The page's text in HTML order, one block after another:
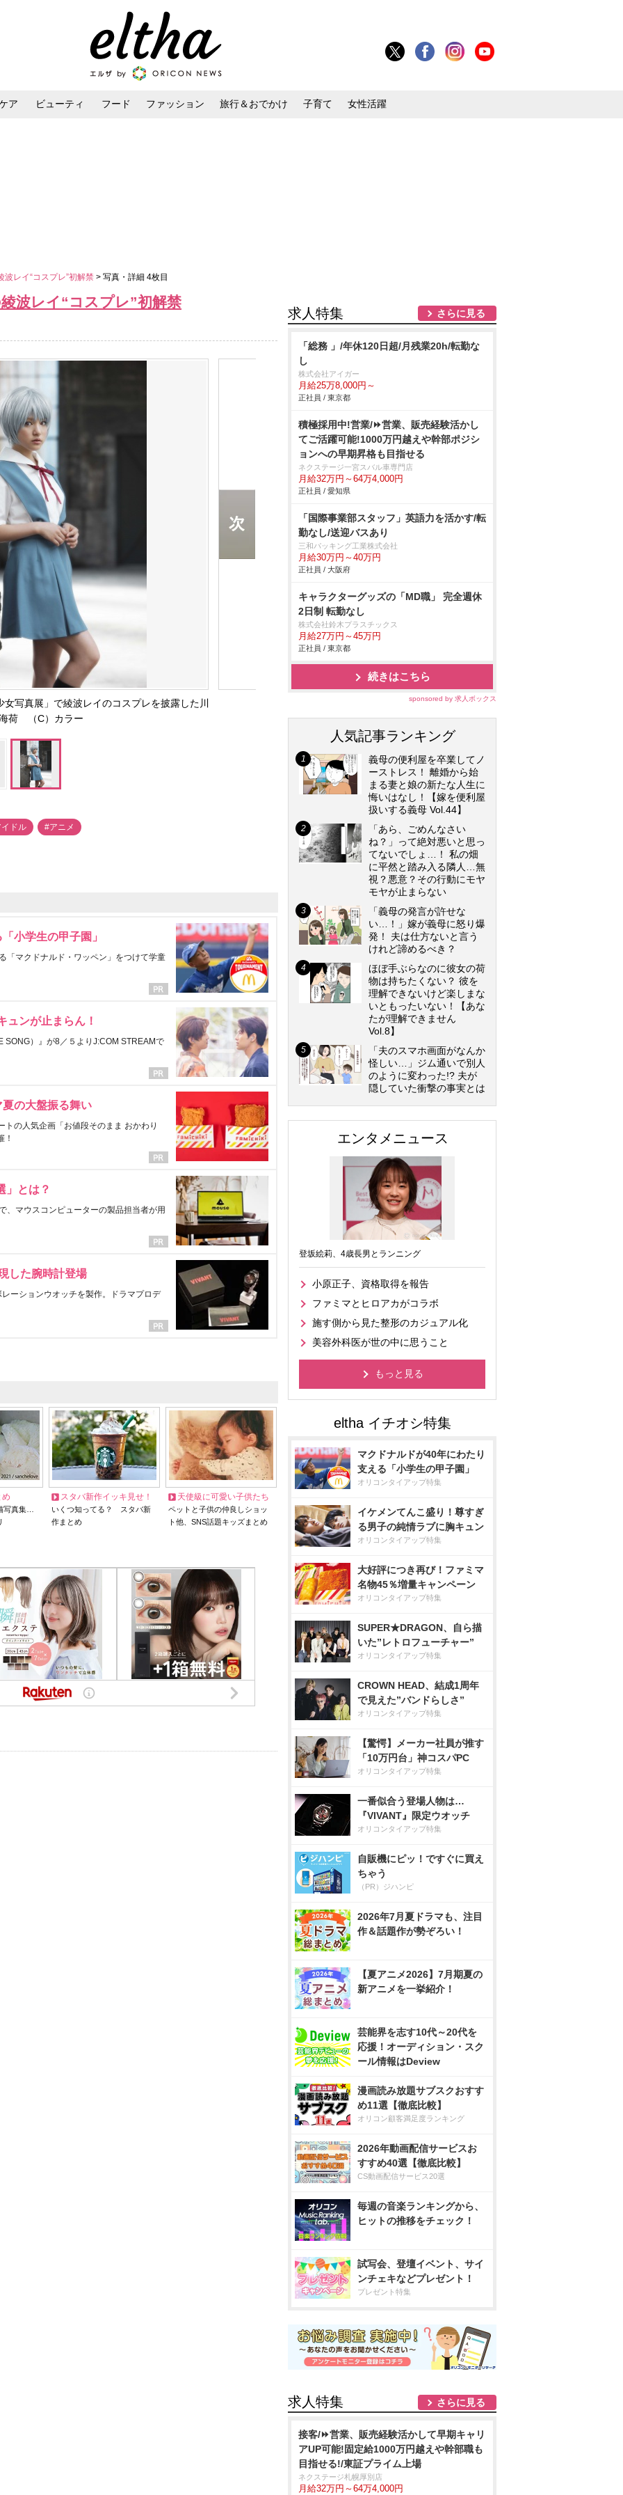
ア ビューティ フード ファッション 旅行＆おでかけ 子育て 女性活躍
レイ“コスプレ”初解禁 > 写真・詳細 4枚目
波レイ“コスプレ”初解禁
写真展」で綾波レイのコスプレを披露した川
荷 （C）カラー
ドル #アニメ
小学生の甲子園」
「マクドナルド・ワッペン」をつけて学童
ュンが止まらん！
SONG）』が8／５よりJ:COM STREAMで
の大盤振る舞い
の人気企画「お値段そのまま おかわり
！
」とは？
、マウスコンピューターの製品担当者が用
した腕時計登場
ーションウオッチを製作。ドラマプロデ
め
写真集…
スタバ新作イッキ見せ！
いくつ知ってる？ スタバ新
作まとめ
天使級に可愛い子供たち
ペットと子供の仲良しショッ
ト他、SNS話題キッズまとめ
求人特集 さらに見る
「総務 」/年休120日超/月残業20h/転勤な
し
株式会社アイガー
月給25万8,000円～
正社員 / 東京都
積極採用中!営業/⏩️営業、販売経験活かし
てご活躍可能!1000万円越えや幹部ポジシ
ョンへの早期昇格も目指せる
ネクステージ一宮スバル車専門店
月給32万円～64万4,000円
正社員 / 愛知県
「国際事業部スタッフ」英語力を活かす/転
勤なし/送迎バスあり
三和パッキング工業株式会社
月給30万円～40万円
正社員 / 大阪府
キャラクターグッズの「MD職」 完全週休
2日制 転勤なし
株式会社鈴木プラスチックス
月給27万円～45万円
正社員 / 東京都
続きはこちら
sponsored by 求人ボックス
人気記事ランキング
義母の便利屋を卒業してノ
ーストレス！ 離婚から始
まる妻と娘の新たな人生に
悔いはなし！【嫁を便利屋
扱いする義母 Vol.44】
「あら、ごめんなさい
ね？」って絶対悪いと思っ
てないでしょ…！ 私の畑
に平然と踏み入る隣人…無
視？悪意？その行動にモヤ
モヤが止まらない
「義母の発言が許せな
い…！」嫁が義母に怒り爆
発！ 夫は仕方ないと言う
けれど諦めるべき？
ほぼ手ぶらなのに彼女の荷
物は持ちたくない？ 彼を
理解できないけど楽しまな
いともったいない！【あな
たが理解できません
Vol.8】
「夫のスマホ画面がなんか
怪しい…」ジム通いで別人
のように変わった!? 夫が
隠していた衝撃の事実とは
エンタメニュース
登坂絵莉、4歳長男とランニング
小原正子、資格取得を報告
ファミマとヒロアカがコラボ
施す側から見た整形のカジュアル化
美容外科医が世の中に思うこと
もっと見る
マクドナルドが40年にわたり
支える「小学生の甲子園」
オリコンタイアップ特集
イケメンてんこ盛り！尊すぎ
る男子の純情ラブに胸キュン
オリコンタイアップ特集
大好評につき再び！ファミマ
名物45％増量キャンペーン
オリコンタイアップ特集
SUPER★DRAGON、自ら描
いた”レトロフューチャー”
オリコンタイアップ特集
CROWN HEAD、結成1周年
で見えた”バンドらしさ”
オリコンタイアップ特集
【驚愕】メーカー社員が推す
「10万円台」神コスパPC
オリコンタイアップ特集
一番似合う登場人物は…
『VIVANT』限定ウオッチ
オリコンタイアップ特集
自販機にピッ！ですぐに買え
ちゃう
（PR）ジハンピ
2026年7月夏ドラマも、注目
作＆話題作が勢ぞろい！
【夏アニメ2026】7月期夏の
新アニメを一挙紹介！
芸能界を志す10代～20代を
応援！オーディション・スク
ール情報はDeview
漫画読み放題サブスクおすす
め11選【徹底比較】
オリコン顧客満足度ランキング
2026年動画配信サービスお
すすめ40選【徹底比較】
CS動画配信サービス20選
毎週の音楽ランキングから、
ヒットの推移をチェック！
試写会、登壇イベント、サイ
ンチェキなどプレゼント！
プレゼント特集
求人特集 さらに見る
接客/⏩️営業、販売経験活かして早期キャリ
アUP可能!固定給1000万円越えや幹部職も
目指せる!/東証プライム上場
ネクステージ札幌厚別店
月給32万円～64万4,000円